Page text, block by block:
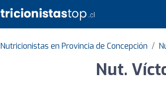
Nutricionistas en Provincia de Concepción
Nut.